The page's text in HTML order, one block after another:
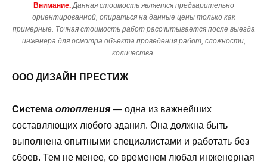
Внимание. Данная стоимость является предварительно
ориентированной, опираться на данные цены только как
примерные. Точная стоимость работ рассчитывается после выезда
инженера для осмотра объекта проведения работ, сложности,
количества.
ООО ДИЗАЙН ПРЕСТИЖ
Система отопления — одна из важнейших
составляющих любого здания. Она должна быть
выполнена опытными специалистами и работать без
сбоев. Тем не менее, со временем любая инженерная